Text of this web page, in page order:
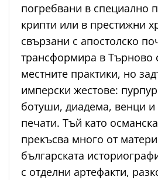
погребвани в специално
крипти или в престижни
свързани с апостолско
трансформира в Търново
местните практики, но
имперски жестове:
ботуши, диадема, венци и
печати. Тъй като
прекъсва много от
българската
с отделни артефакти,